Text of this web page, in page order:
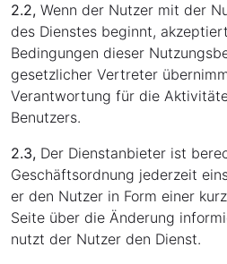
2.2, Wenn der Nutzer mit der
des Dienstes beginnt,
Bedingungen dieser
gesetzlicher Vertreter
Verantwortung für die
Benutzers.
2.3, Der Dienstanbieter ist
Geschäftsordnung jederzeit
er den Nutzer in Form einer
Seite über die Änderung
nutzt der Nutzer den Dienst.